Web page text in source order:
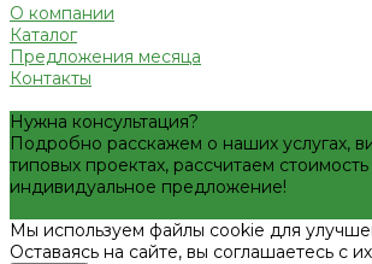
О компании
Каталог
Предложения месяца
Контакты
Нужна консультация?
Подробно расскажем о наших услугах,
типовых проектах, рассчитаем
индивидуальное предложение!
Мы используем файлы cookie для
Оставаясь на сайте, вы соглашаетесь с